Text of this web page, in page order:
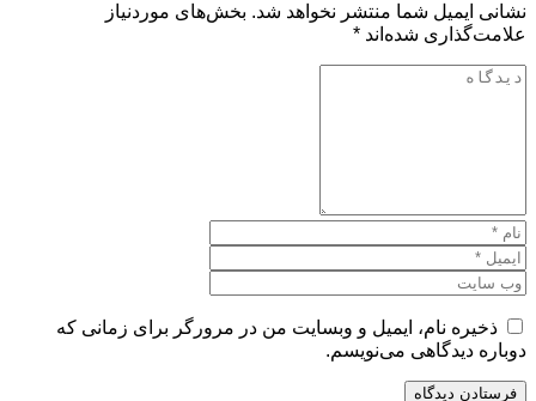
نشانی ایمیل شما منتشر نخواهد شد. بخش‌های موردنیاز
علامت‌گذاری شده‌اند *
ذخیره نام، ایمیل و وبسایت من در مرورگر برای زمانی که
دوباره دیدگاهی می‌نویسم.